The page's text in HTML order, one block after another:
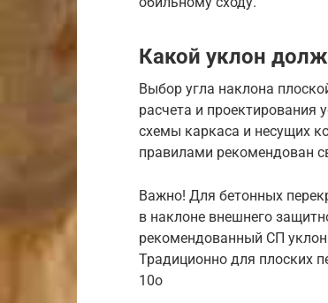
Какой уклон
Выбор угла наклона
расчета и
схемы каркаса и несущих
правилами рекомендован
Важно! Для бетонных
в наклоне внешнего
рекомендованный СП
Традиционно для плоских
10о